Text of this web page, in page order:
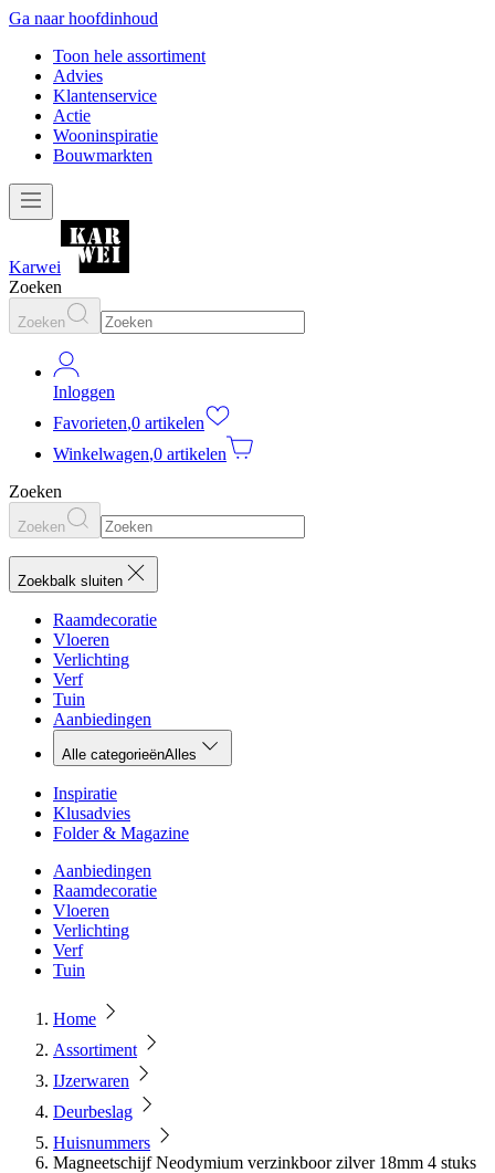
Ga naar hoofdinhoud
Toon hele assortiment
Advies
Klantenservice
Actie
Wooninspiratie
Bouwmarkten
Karwei
Zoeken
Zoeken
Inloggen
Favorieten,0 artikelen
Winkelwagen,0 artikelen
Zoeken
Zoeken
Zoekbalk sluiten
Raamdecoratie
Vloeren
Verlichting
Verf
Tuin
Aanbiedingen
Alle categorieënAlles
Inspiratie
Klusadvies
Folder & Magazine
Aanbiedingen
Raamdecoratie
Vloeren
Verlichting
Verf
Tuin
Home
Assortiment
IJzerwaren
Deurbeslag
Huisnummers
Magneetschijf Neodymium verzinkboor zilver 18mm 4 stuks